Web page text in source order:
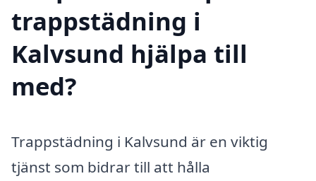
trappstädning i
Kalvsund hjälpa till
med?
Trappstädning i Kalvsund är en viktig
tjänst som bidrar till att hålla